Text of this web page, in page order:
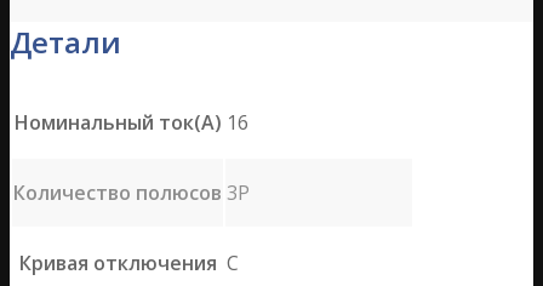
Детали
Номинальный ток(А) 16
Количество полюсов 3P
Кривая отключения C